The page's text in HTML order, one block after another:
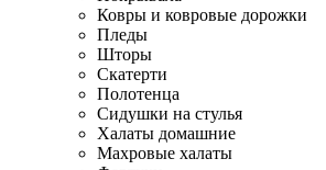
Ковры и ковровые дорожки
Пледы
Шторы
Скатерти
Полотенца
Сидушки на стулья
Халаты домашние
Махровые халаты